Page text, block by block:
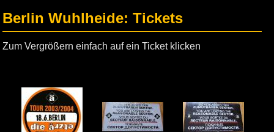
Berlin Wuhlheide: Tickets
Zum Vergrößern einfach auf ein Ticket klicken